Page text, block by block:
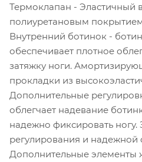
Термоклапан - Эластичный
полиуретановым
Внутренний ботинок -
обеспечивает плотное
затяжку ноги.
прокладки из
Дополнительные
облегчает надевание
надежно фиксировать
регулирования и надежной
Дополнительные элементы